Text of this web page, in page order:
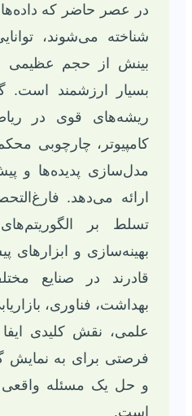
در عصر حاضر که
شناخته می‌شوند،
بینش از حجم عظیمی
بسیار ارزشمند است.
ریشه‌های قوی در
کامپیوتر، چارچوبی
مدل‌سازی پدیده‌ها و
ارائه می‌دهد.
تسلط بر
بهینه‌سازی و ابزارهای
قادرند در صنایع
بهداشت، فناوری،
علمی، نقش کلیدی ایفا
فرصتی برای به نمایش
و حل یک مسئله واقعی
است.